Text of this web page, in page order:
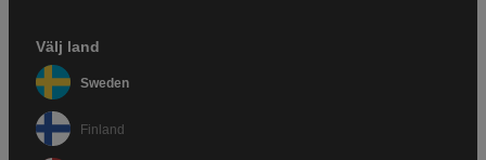
Välj land
Sweden
Finland